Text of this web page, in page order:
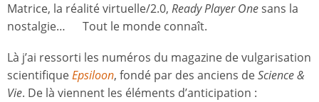
Matrice, la réalité virtuelle/2.0, Ready Player Onesans la
nostalgie… Tout le monde connaît.
Là j’ai ressorti les numéros du magazine de vulgarisation
scientifiqueEpsiloon, fondé par des anciens deScience &
Vie. De là viennent les éléments d’anticipation :